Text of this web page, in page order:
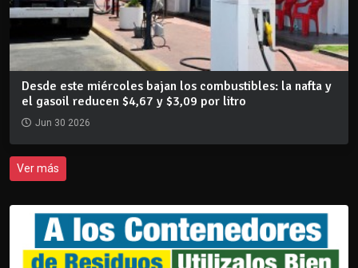
Desde este miércoles bajan los combustibles: la nafta y
el gasoil reducen $4,67 y $3,09 por litro
Jun 30 2026
Ver más